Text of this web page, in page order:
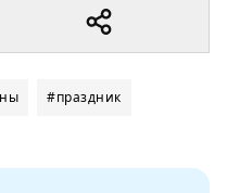
#праздник